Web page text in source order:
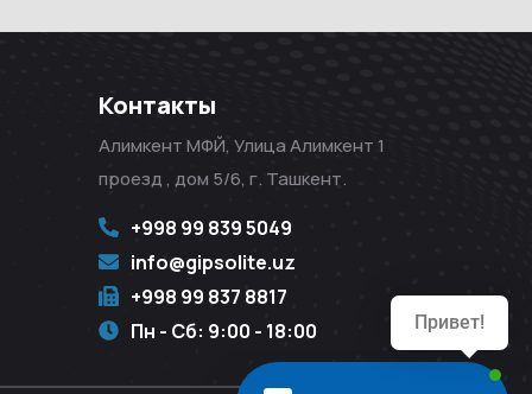
Контакты
Алимкент МФЙ, Улица Алимкент 1
проезд , дом 5/6, г. Ташкент.
+998 99 839 5049
info@gipsolite.uz
+998 99 837 8817
Пн - Сб: 9:00 - 18:00
Привет!